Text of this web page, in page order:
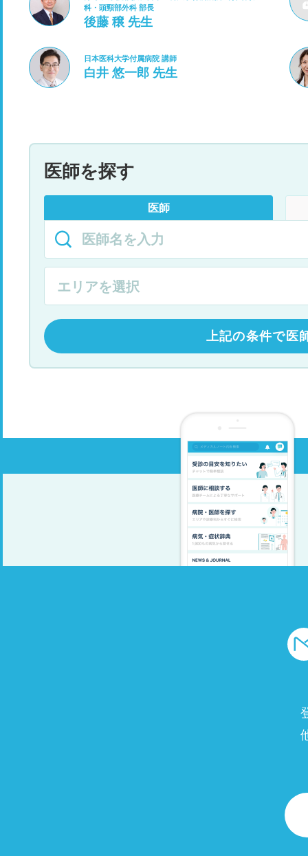
科・頭頸部外科 部長
後藤 穣 先生
日本医科大学付属病院 講師
白井 悠一郎 先生
医師を探す
医師
上記の条件で医